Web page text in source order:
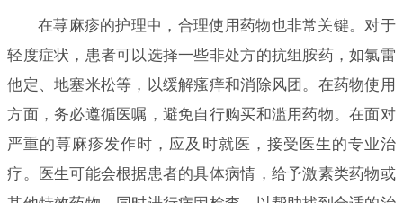
在荨麻疹的护理中，合理使用药物也非常关键。对于
轻度症状，患者可以选择一些非处方的抗组胺药，如氯雷
他定、地塞米松等，以缓解瘙痒和消除风团。在药物使用
方面，务必遵循医嘱，避免自行购买和滥用药物。在面对
严重的荨麻疹发作时，应及时就医，接受医生的专业治
疗。医生可能会根据患者的具体病情，给予激素类药物或